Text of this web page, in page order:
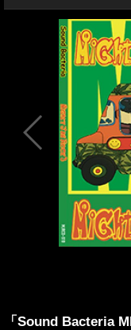
「Sound Bacteria